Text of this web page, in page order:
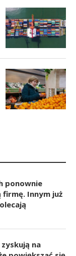
ponownie
firmę. Innym już
zyskują na